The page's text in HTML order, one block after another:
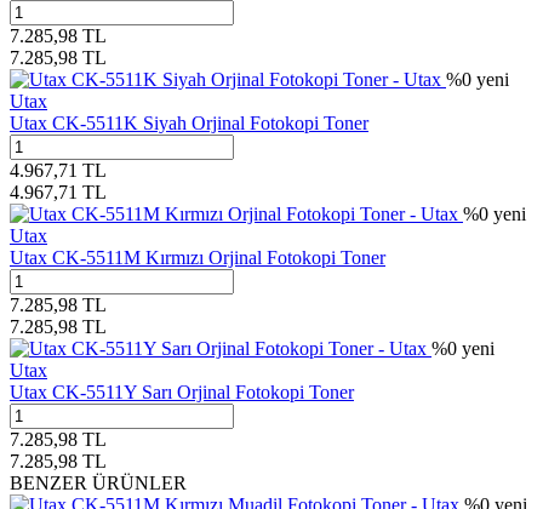
7.285,98 TL
7.285,98 TL
%0 yeni
Utax
Utax CK-5511K Siyah Orjinal Fotokopi Toner
4.967,71 TL
4.967,71 TL
%0 yeni
Utax
Utax CK-5511M Kırmızı Orjinal Fotokopi Toner
7.285,98 TL
7.285,98 TL
%0 yeni
Utax
Utax CK-5511Y Sarı Orjinal Fotokopi Toner
7.285,98 TL
7.285,98 TL
BENZER ÜRÜNLER
%0 yeni